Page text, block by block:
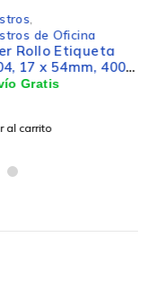
de Impresión
Brother de
Alto Rendimiento
Cian, 1500
al carrito